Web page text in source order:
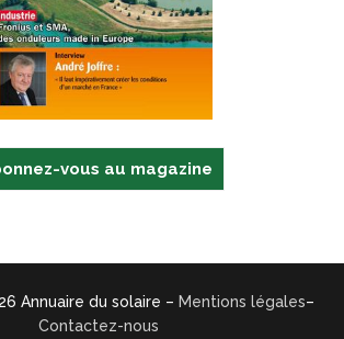
vous au magazine
Annuaire du solaire – Mentions légales–
Contactez-nous